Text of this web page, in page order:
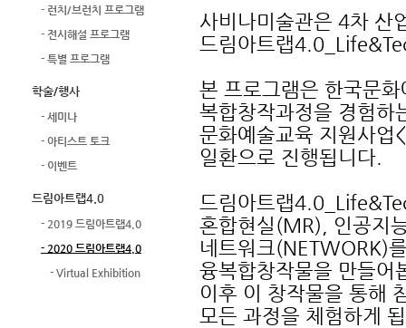
- 런치/브런치 프로그램
- 전시해설 프로그램
- 특별 프로그램
학술/행사
- 세미나
- 아티스트 토크
- 이벤트
드림아트랩4.0
- 2019 드림아트랩4.0
- 2020 드림아트랩4.0
- Virtual Exhibition
사비나미술관은 4차 산
드림아트랩
본 프로그램은 한국문
복합창작과정을 경험하
문화예술교육 지원사
일환으로 진행됩니다.
드림아트랩
혼합현실(MR), 인공지
네트워크(NETWORK)
융복합창작물을 만들어
이후 이 창작물을 통해
모든 과정을 체험하게